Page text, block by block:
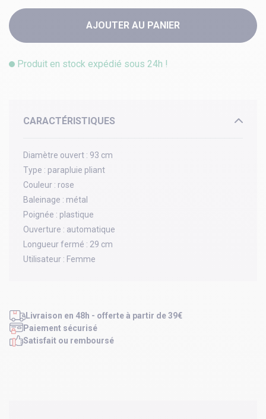
AJOUTER AU PANIER
Produit en stock expédié sous 24h !
CARACTÉRISTIQUES
Diamètre ouvert : 93 cm
Type : parapluie pliant
Couleur : rose
Baleinage : métal
Poignée : plastique
Ouverture : automatique
Longueur fermé : 29 cm
Utilisateur : Femme
Livraison en 48h - offerte à partir de 39€
Paiement sécurisé
Satisfait ou remboursé